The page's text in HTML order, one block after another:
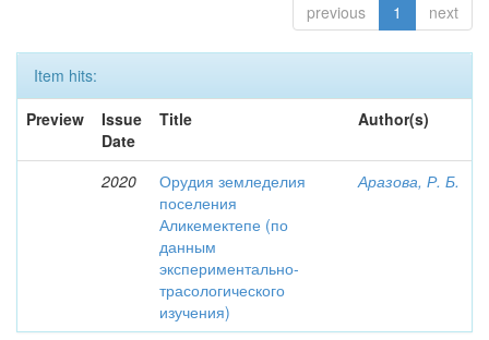
previous 1 next
Item hits:
Preview
Issue
Date
Title Author(s)
2020
Орудия земледелия
поселения
Аликемектепе (по
данным
экспериментально-
трасологического
изучения)
Аразова, Р. Б.